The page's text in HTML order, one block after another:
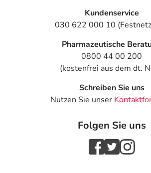
Kundenservice
030 622 000 10
Pharmazeutische
0800 44 00 200
(kostenfrei aus dem dt.
Schreiben Sie uns
Nutzen Sie unser
Folgen Sie uns